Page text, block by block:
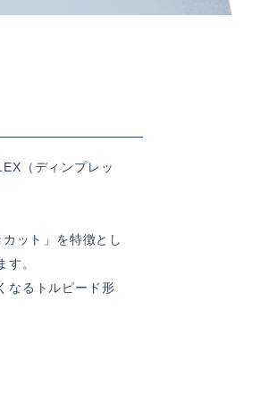
（ディンプレッ
ット」を特徴とし
。
なるトルピード形